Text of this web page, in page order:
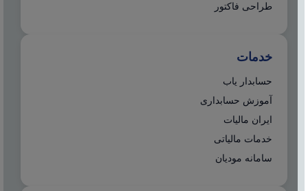
طراحی فاکتور
خدمات
حسابدار یاب
آموزش حسابداری
ایران مالیات
خدمات مالیاتی
سامانه مودیان